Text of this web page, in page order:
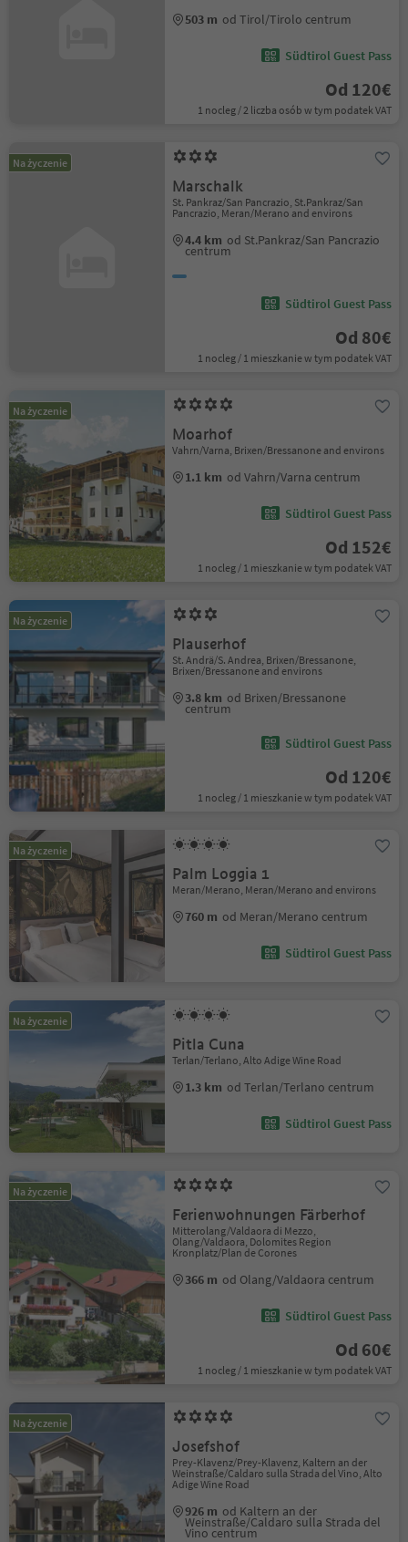
503 m od Tirol/Tirolo centrum
Südtirol Guest Pass
Od 120€
1 nocleg / 2 liczba osób w tym podatek VAT
Na życzenie
Marschalk
St. Pankraz/San Pancrazio, St.Pankraz/San
Pancrazio, Meran/Merano and environs
4.4 km od St.Pankraz/San Pancrazio
centrum
Südtirol Guest Pass
Od 80€
1 nocleg / 1 mieszkanie w tym podatek VAT
Na życzenie
Moarhof
Vahrn/Varna, Brixen/Bressanone and environs
1.1 km od Vahrn/Varna centrum
Südtirol Guest Pass
Od 152€
1 nocleg / 1 mieszkanie w tym podatek VAT
Na życzenie
Plauserhof
St. Andrä/S. Andrea, Brixen/Bressanone,
Brixen/Bressanone and environs
3.8 km od Brixen/Bressanone
centrum
Südtirol Guest Pass
Od 120€
1 nocleg / 1 mieszkanie w tym podatek VAT
Na życzenie
Palm Loggia 1
Meran/Merano, Meran/Merano and environs
760 m od Meran/Merano centrum
Südtirol Guest Pass
Na życzenie
Pitla Cuna
Terlan/Terlano, Alto Adige Wine Road
1.3 km od Terlan/Terlano centrum
Südtirol Guest Pass
Na życzenie
Ferienwohnungen Färberhof
Mitterolang/Valdaora di Mezzo,
Olang/Valdaora, Dolomites Region
Kronplatz/Plan de Corones
366 m od Olang/Valdaora centrum
Südtirol Guest Pass
Od 60€
1 nocleg / 1 mieszkanie w tym podatek VAT
Na życzenie
Josefshof
Prey-Klavenz/Prey-Klavenz, Kaltern an der
Weinstraße/Caldaro sulla Strada del Vino, Alto
Adige Wine Road
926 m od Kaltern an der
Weinstraße/Caldaro sulla Strada del
Vino centrum